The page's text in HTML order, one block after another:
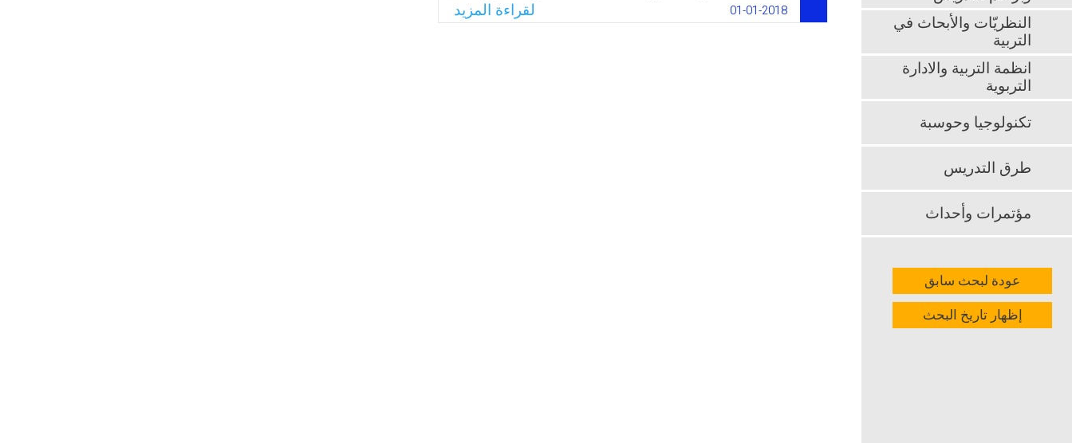
وهي: 1. مفهوم التعليم العالي للصم/ ضعاف السمع. 2.
قضية البقاء/ التسرب في التعليم العالي. 3. عقبات وعوامل
01-01-2018 لقراءة المزيد
النظريّات والأبحاث في
التربية
انظمة التربية والادارة
التربوية
تكنولوجيا وحوسبة
طرق التدريس
مؤتمرات وأحداث
عودة لبحث سابق
إظهار تاريخ البحث